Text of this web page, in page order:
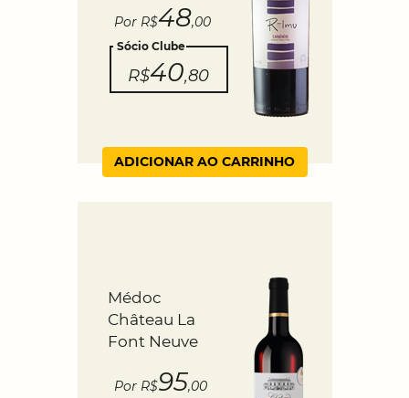
Por R$48,00
Sócio Clube
R$40,80
ADICIONAR AO CARRINHO
Médoc
Château La
Font Neuve
Por R$95,00